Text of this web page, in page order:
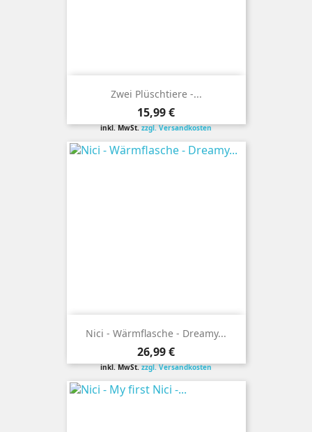
Zwei Plüschtiere -...
Preis
15,99 €
inkl. MwSt.zzgl. Versandkosten
Nici - Wärmflasche - Dreamy...
Preis
26,99 €
inkl. MwSt.zzgl. Versandkosten